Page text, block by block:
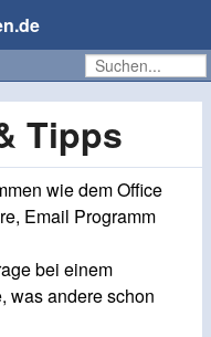
Tipps
wie dem Office
Email Programm
bei einem
was andere schon